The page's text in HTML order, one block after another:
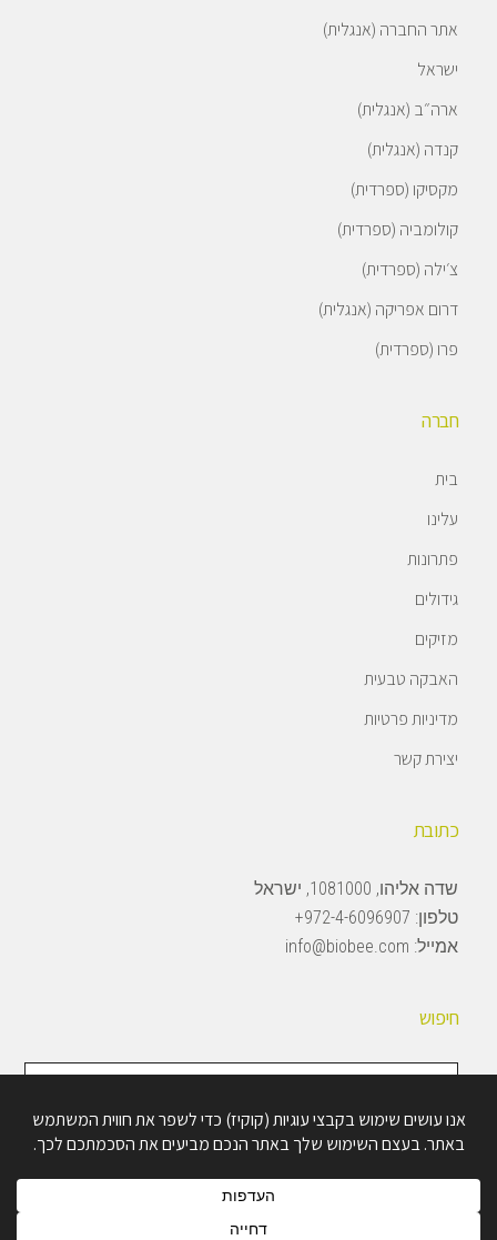
אתר החברה (אנגלית)
ישראל
ארה״ב (אנגלית)
קנדה (אנגלית)
מקסיקו (ספרדית)
קולומביה (ספרדית)
צ׳ילה (ספרדית)
דרום אפריקה (אנגלית)
פרו (ספרדית)
חברה
בית
עלינו
פתרונות
גידולים
מזיקים
האבקה טבעית
מדיניות פרטיות
יצירת קשר
כתובת
שדה אליהו, 1081000, ישראל
טלפון: 972-4-6096907+
אמייל: info@biobee.com
חיפוש
חיפוש